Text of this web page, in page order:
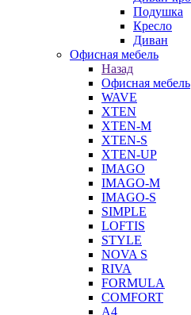
Подушка
Кресло
Диван
Офисная мебель
Назад
Офисная мебель
WAVE
XTEN
XTEN-M
XTEN-S
XTEN-UP
IMAGO
IMAGO-M
IMAGO-S
SIMPLE
LOFTIS
STYLE
NOVA S
RIVA
FORMULA
COMFORT
A4